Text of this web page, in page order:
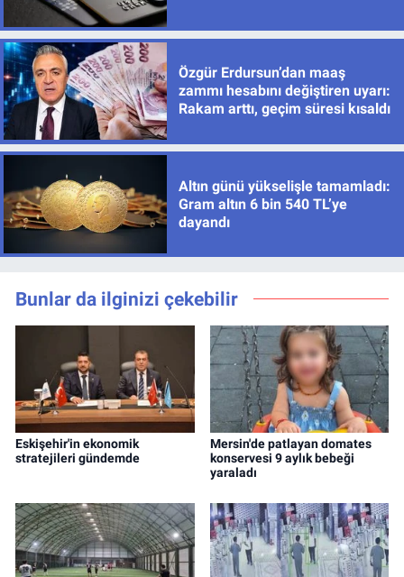
Özgür Erdursun’dan maaş
zammı hesabını değiştiren uyarı:
Rakam arttı, geçim süresi kısaldı
Altın günü yükselişle tamamladı:
Gram altın 6 bin 540 TL’ye
dayandı
Bunlar da ilginizi çekebilir
Eskişehir'in ekonomik
stratejileri gündemde
Mersin'de patlayan domates
konservesi 9 aylık bebeği
yaraladı